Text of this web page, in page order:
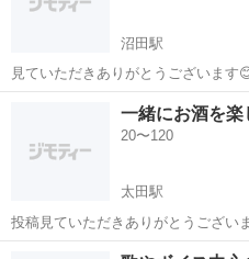
沼田駅
見ていただきありがとうございます😊 スマホ1つで自宅から参加OK
「服やメイクの色選びで迷う…」 そ
力を引き出すイエベ・ブルベを画面越しに診
整 💻zoom開催 詳...
沼田駅 その他
一緒にお酒を楽
20〜120
太田駅
投稿見ていただきありがとうござい
いで気軽に飲みに行ける友達も話し相手もい
太田市 太田駅 その他